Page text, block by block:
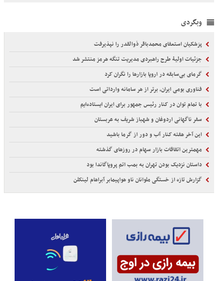
وبگردی
پزشکیان استعفای محمدباقر ذوالقدر را نپذیرفت
جزئیات اولیۀ طرح راهبردی مدیریت تنگه هرمز منتشر شد
گرمای بی‌سابقه در اروپا بازارها را نگران کرد
فناوری بومی ایران، برتر از هر سامانه وارداتی است
با تمام توان در کنار رئیس جمهور برای ایران ایستاده‌ایم
سفر ناگهانی اردوغان و شهباز شریف به عربستان
این آخر هفته کنار آب و دور از گرما باشید
مهمترین اتفاقات بازار سهام در روزهای گذشته
داستان نزدیک بودن تهران به بمب اتم پروپاگاندا بود
گزارش تازه از خستگی ملوانان ناو هواپیمابر آبراهام لینکلن